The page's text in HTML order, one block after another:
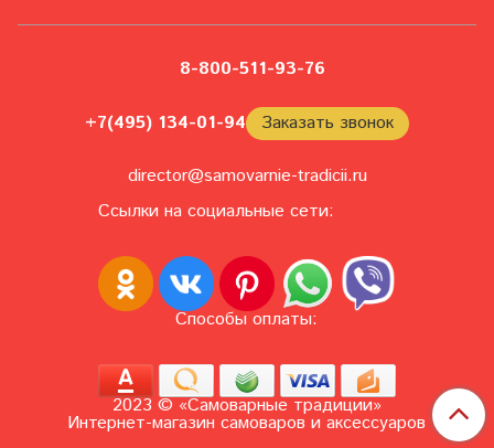
8-800-511-93-76
+7(495) 134-01-94 Заказать звонок
director@samovarnie-tradicii.ru
Ссылки на социальные сети:
Способы оплаты:
2023 © «Самоварные традиции»
Интернет-магазин самоваров и аксессуаров